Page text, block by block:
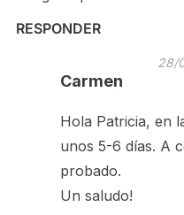
RESPONDER
Carmen
28/
Hola Patricia, en
unos 5-6 días. A
probado.
Un saludo!